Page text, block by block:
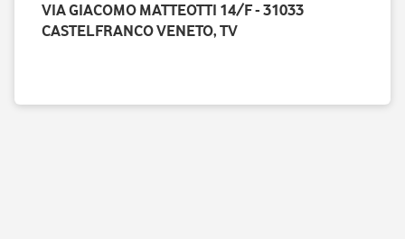
VIA GIACOMO MATTEOTTI 14/F - 31033
CASTELFRANCO VENETO, TV